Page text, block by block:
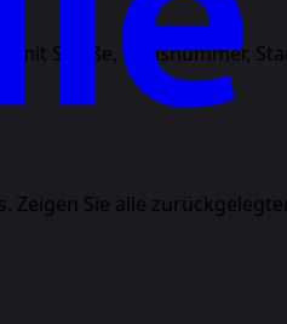
mit Straße, Hausnummer,
Zeigen Sie alle